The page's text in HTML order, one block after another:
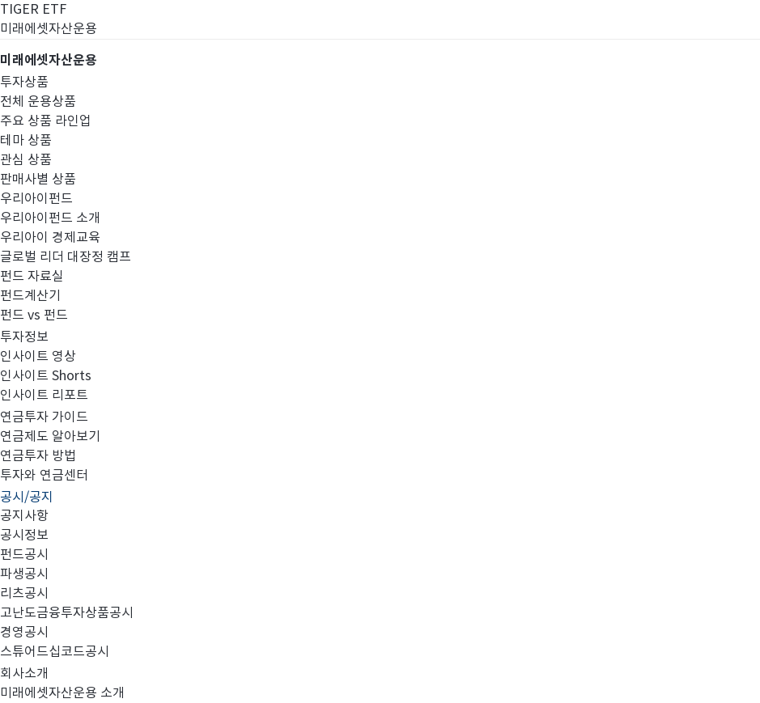
TIGER ETF
미래에셋자산운용
미래에셋자산운용
투자상품
전체 운용상품
주요 상품 라인업
테마 상품
관심 상품
판매사별 상품
우리아이펀드
우리아이펀드 소개
우리아이 경제교육
글로벌 리더 대장정 캠프
펀드 자료실
펀드계산기
펀드 vs 펀드
투자정보
인사이트 영상
인사이트 Shorts
인사이트 리포트
연금투자 가이드
연금제도 알아보기
연금투자 방법
투자와 연금센터
공시/공지
공지사항
공시정보
펀드공시
파생공시
리츠공시
고난도금융투자상품공시
경영공시
스튜어드십코드공시
회사소개
미래에셋자산운용 소개
고난도금융투자상품
고난도금융투자상품_공시_20210917